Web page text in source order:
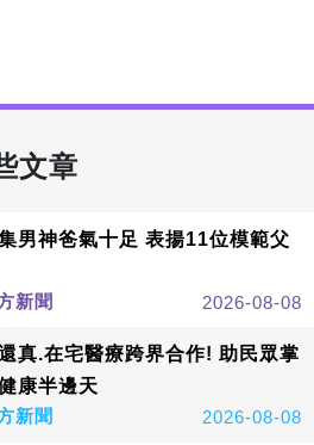
文章
男神爸氣十足 表揚11位模範父
新聞
2026-08-08
真.在宅醫療跨界合作! 助民眾掌
康半邊天
新聞
2026-08-08